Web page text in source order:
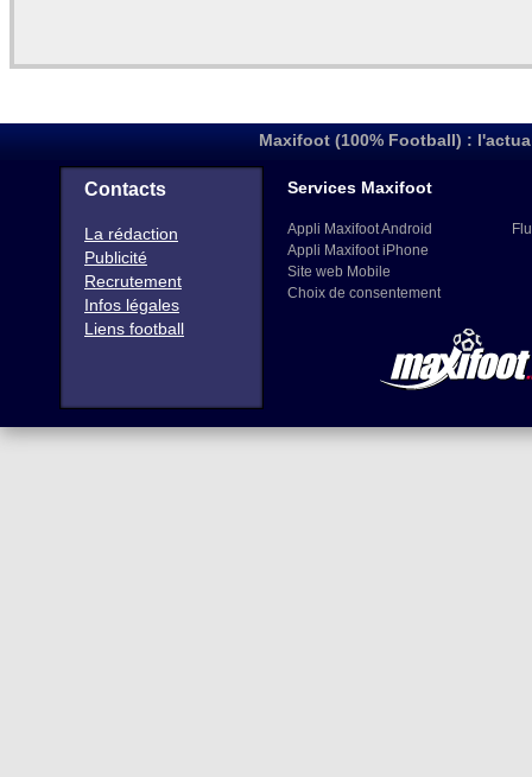
Maxifoot (100% Football) :
Contacts
La rédaction
Publicité
Recrutement
Infos légales
Liens football
Services Maxifoot
Appli Maxifoot Android
Appli Maxifoot iPhone
Site web Mobile
Choix de consentement